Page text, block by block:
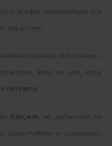
le produit emblématique que
des années.
développées au fil des saisons.
cœur, Robe en soie, Robe
en France.
française,
Leurs matières et composants